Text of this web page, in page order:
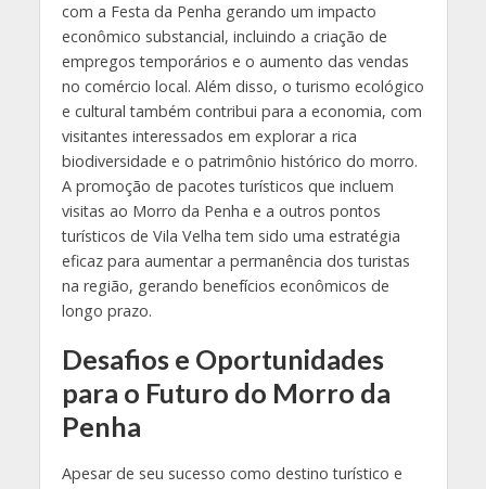
com a Festa da Penha gerando um impacto
econômico substancial, incluindo a criação de
empregos temporários e o aumento das vendas
no comércio local. Além disso, o turismo ecológico
e cultural também contribui para a economia, com
visitantes interessados em explorar a rica
biodiversidade e o patrimônio histórico do morro.
A promoção de pacotes turísticos que incluem
visitas ao Morro da Penha e a outros pontos
turísticos de Vila Velha tem sido uma estratégia
eficaz para aumentar a permanência dos turistas
na região, gerando benefícios econômicos de
longo prazo.
Desafios e Oportunidades
para o Futuro do Morro da
Penha
Apesar de seu sucesso como destino turístico e